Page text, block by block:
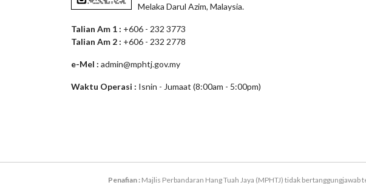
Melaka Darul Azim, Malaysia.
Talian Am 1 : +606 - 232 3773
Talian Am 2 : +606 - 232 2778
e-Mel : admin@mphtj.gov.my
Waktu Operasi : Isnin - Jumaat (8:00am - 5:00pm)
Penafian :Majlis Perbandaran Hang Tuah Jaya (MPHTJ) tidak